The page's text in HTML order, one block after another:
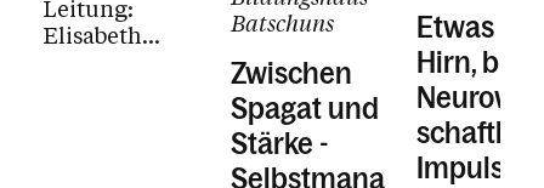
Pfarrkommunikation
Schule und Religionsunterricht
Schulungsbereich
Service für Pfarren
Leitung:
Elisabeth
Batschuns
Zwischen
Spagat und
Stärke -
Selbstmana
Etwas
Hirn,
Impulse